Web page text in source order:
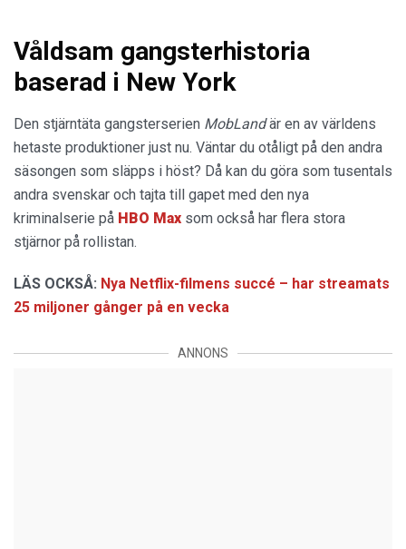
Våldsam gangsterhistoria
baserad i New York
Den stjärntäta gangsterserien MobLandär en av världens
hetaste produktioner just nu. Väntar du otåligt på den andra
säsongen som släpps i höst? Då kan du göra som tusentals
andra svenskar och tajta till gapet med den nya
kriminalserie på HBO Max som också har flera stora
stjärnor på rollistan.
LÄS OCKSÅ: Nya Netflix-filmens succé – har streamats
25 miljoner gånger på en vecka
ANNONS